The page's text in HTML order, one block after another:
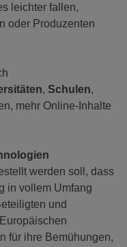
leichter fallen,
oder Produzenten
, Schulen,
mehr Online-Inhalte
werden soll, dass
in vollem Umfang
und
für ihre Bemühungen,